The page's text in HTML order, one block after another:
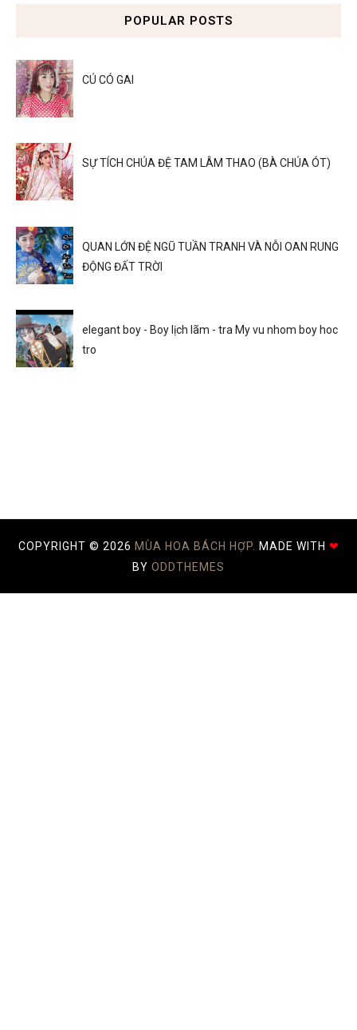
POPULAR POSTS
CÚ CÓ GAI
SỰ TÍCH CHÚA ĐỆ TAM LÂM THAO (BÀ CHÚA ÓT)
QUAN LỚN ĐỆ NGŨ TUẦN TRANH VÀ NỖI OAN RUNG
ĐỘNG ĐẤT TRỜI
elegant boy - Boy lịch lãm - tra My vu nhom boy hoc
tro
COPYRIGHT © 2026 MÙA HOA BÁCH HỢP. MADE WITH ❤
BY ODDTHEMES